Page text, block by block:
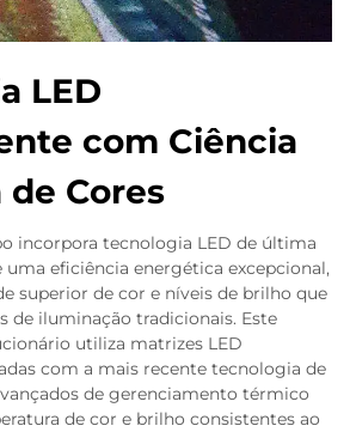
LED
com Ciência
de Cores
incorpora tecnologia LED de última
uma eficiência energética excepcional,
superior de cor e níveis de brilho que
de iluminação tradicionais. Este
utiliza matrizes LED
com a mais recente tecnologia de
de gerenciamento térmico
de cor e brilho consistentes ao